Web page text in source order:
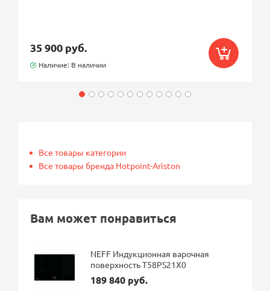
35 900 руб.
Наличие: В наличии
Все товары категории
Все товары бренда Hotpoint-Ariston
Вам может понравиться
NEFF Индукционная варочная
поверхность T58PS21X0
189 840 руб.